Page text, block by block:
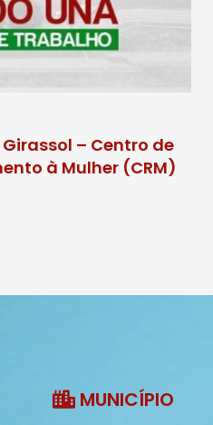
– Centro de
à Mulher (CRM)
MUNICÍPIO